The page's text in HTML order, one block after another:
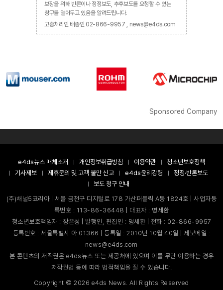
보장을 위해 반론이나 정정보도, 추후보도를 요청할 수 있는
창구를 열어두고 있음을 알려드립니다.
고충처리인 배종인 02-866-9957 , news@e4ds.com
Sponsored Company
e4ds뉴스 매체소개 개인정보취급방침 이용약관
청소년보호정책
기사제보
제휴문의 및 고객 불만 신고 e4ds윤리강령
정정·반론보도
보도 청구 안내
(주)채널5코리아 | 서울 금천구 디지털로 178 가산퍼블릭 A동 1824호 | 사업자등
록번호 : 113-86-36448 | 대표자 : 명세환
청소년보호책임자 : 장은성 | 발행인, 편집인 : 명세환 | 전화 : 02-866-9957
등록번호 : 서울특별시 아 01366 | 등록일 : 2010년 10월 40일 | 제보메일 :
news@e4ds.com
본 콘텐츠의 저작권은 e4ds뉴스 또는 제공처에 있으며 이를 무단 이용하는 경우
저작권법 등에 따라 법적책임을 질 수 있습니다.
Copyright ©2026 e4ds News. All Rights Reserved